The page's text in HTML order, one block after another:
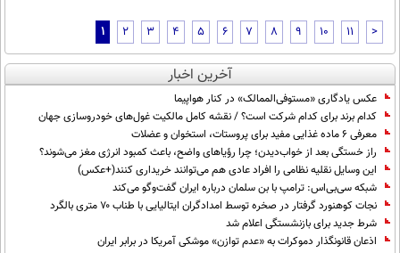
1 2 3 4 5 6 7 8 9 10 11 >
آخرین اخبار
عکس یادگاری «مستوفی‌الممالک» در کنار هواپیما
کدام برند برای کدام شرکت است؟ / نقشه کامل مالکیت غول‌های خودروسازی جهان
معرفی ۶ ماده غذایی مفید برای پروستات، استخوان و عضلات
راز خستگی بعد از خواب‌دیدن؛ چرا رؤیاهای واضح، باعث کمبود انرژی مغز می‌شوند؟
این وسایل نقلیه نظامی را افراد عادی هم می‌توانند خریداری کنند(+عکس)
شبکه سی‌بی‌اس: ترامپ با بن سلمان درباره ایران گفت‌وگو می‌کند
نجات کوهنورد گرفتار در صخره توسط امدادگران ایتالیایی با طناب ۷۰ متری بالگرد
شرط جدید برای بازنشستگی اعلام شد
اذعان قانونگذار دموکرات به «عدم توازن» موشکی آمریکا در برابر ایران